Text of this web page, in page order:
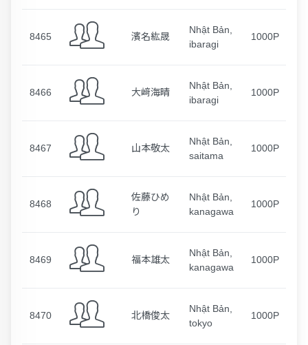
8465 濱名紘晟
Nhật Bản,
ibaragi
1000P
8466 大﨑海晴
Nhật Bản,
ibaragi
1000P
8467 山本敬太
Nhật Bản,
saitama
1000P
8468
佐藤ひめ
り
Nhật Bản,
kanagawa
1000P
8469 福本雄太
Nhật Bản,
kanagawa
1000P
8470 北橋俊太
Nhật Bản,
tokyo
1000P